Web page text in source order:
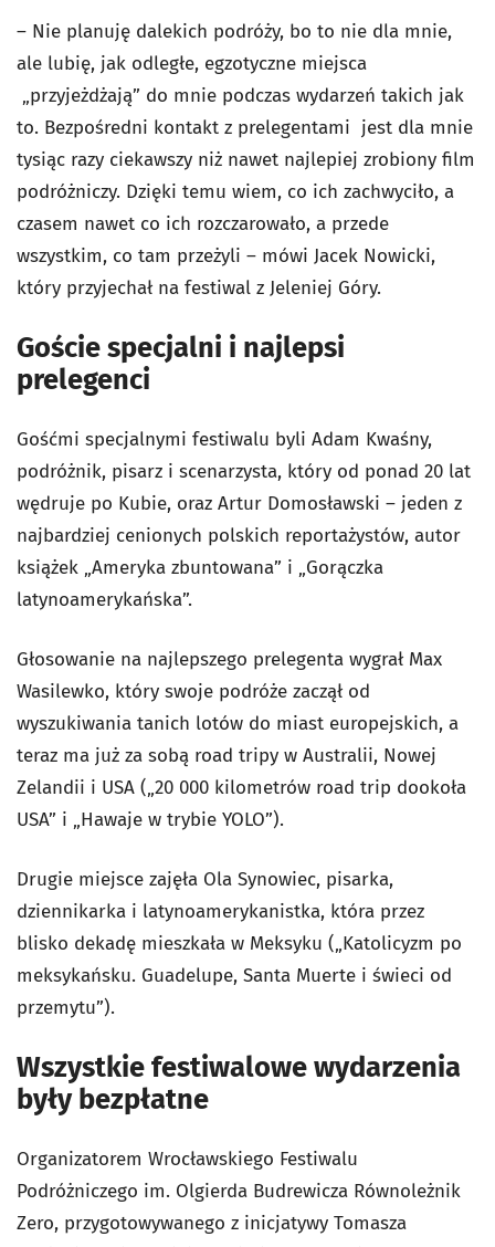
– Nie planuję dalekich podróży, bo to nie dla mnie,
ale lubię, jak odległe, egzotyczne miejsca
„przyjeżdżają” do mnie podczas wydarzeń takich jak
to. Bezpośredni kontakt z prelegentami jest dla mnie
tysiąc razy ciekawszy niż nawet najlepiej zrobiony film
podróżniczy. Dzięki temu wiem, co ich zachwyciło, a
czasem nawet co ich rozczarowało, a przede
wszystkim, co tam przeżyli – mówi Jacek Nowicki,
który przyjechał na festiwal z Jeleniej Góry.
Goście specjalni i najlepsi
prelegenci
Gośćmi specjalnymi festiwalu byli Adam Kwaśny,
podróżnik, pisarz i scenarzysta, który od ponad 20 lat
wędruje po Kubie, oraz Artur Domosławski – jeden z
najbardziej cenionych polskich reportażystów, autor
książek „Ameryka zbuntowana” i „Gorączka
latynoamerykańska”.
Głosowanie na najlepszego prelegenta wygrał Max
Wasilewko, który swoje podróże zaczął od
wyszukiwania tanich lotów do miast europejskich, a
teraz ma już za sobą road tripy w Australii, Nowej
Zelandii i USA („20 000 kilometrów road trip dookoła
USA” i „Hawaje w trybie YOLO”).
Drugie miejsce zajęła Ola Synowiec, pisarka,
dziennikarka i latynoamerykanistka, która przez
blisko dekadę mieszkała w Meksyku („Katolicyzm po
meksykańsku. Guadelupe, Santa Muerte i świeci od
przemytu”).
Wszystkie festiwalowe wydarzenia
były bezpłatne
Organizatorem Wrocławskiego Festiwalu
Podróżniczego im. Olgierda Budrewicza Równoleżnik
Zero, przygotowywanego z inicjatywy Tomasza